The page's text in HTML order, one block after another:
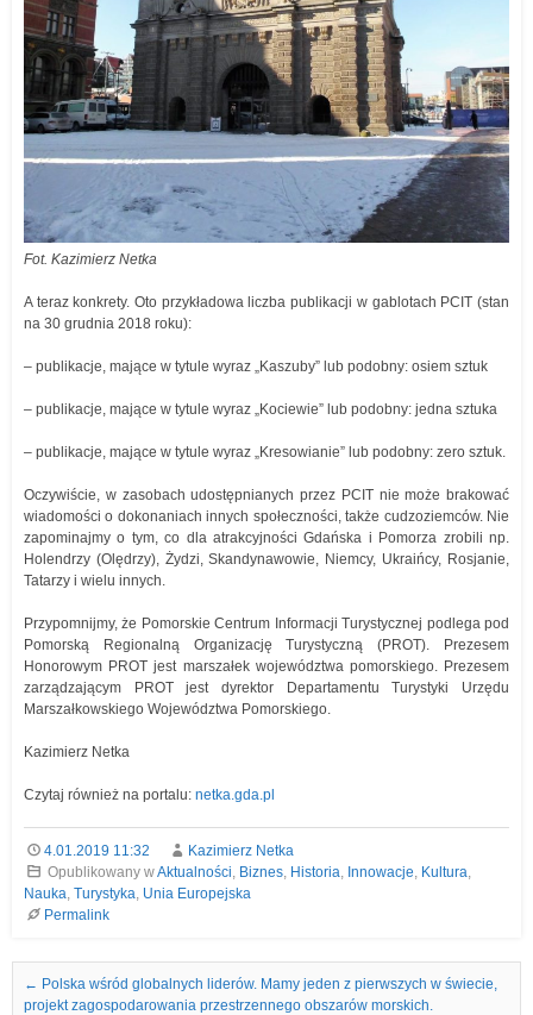
Fot. Kazimierz Netka
A teraz konkrety. Oto przykładowa liczba publikacji w gablotach PCIT (stan
na 30 grudnia 2018 roku):
– publikacje, mające w tytule wyraz „Kaszuby” lub podobny: osiem sztuk
– publikacje, mające w tytule wyraz „Kociewie” lub podobny: jedna sztuka
– publikacje, mające w tytule wyraz „Kresowianie” lub podobny: zero sztuk.
Oczywiście, w zasobach udostępnianych przez PCIT nie może brakować
wiadomości o dokonaniach innych społeczności, także cudzoziemców. Nie
zapominajmy o tym, co dla atrakcyjności Gdańska i Pomorza zrobili np.
Holendrzy (Olędrzy), Żydzi, Skandynawowie, Niemcy, Ukraińcy, Rosjanie,
Tatarzy i wielu innych.
Przypomnijmy, że Pomorskie Centrum Informacji Turystycznej podlega pod
Pomorską Regionalną Organizację Turystyczną (PROT). Prezesem
Honorowym PROT jest marszałek województwa pomorskiego. Prezesem
zarządzającym PROT jest dyrektor Departamentu Turystyki Urzędu
Marszałkowskiego Województwa Pomorskiego.
Kazimierz Netka
Czytaj również na portalu: netka.gda.pl
4.01.2019 11:32
Kazimierz Netka
Opublikowany wAktualności, Biznes, Historia, Innowacje, Kultura,
Nauka, Turystyka, Unia Europejska
Permalink
Nawigacja we wpisach
← Polska wśród globalnych liderów. Mamy jeden z pierwszych w świecie,
projekt zagospodarowania przestrzennego obszarów morskich.